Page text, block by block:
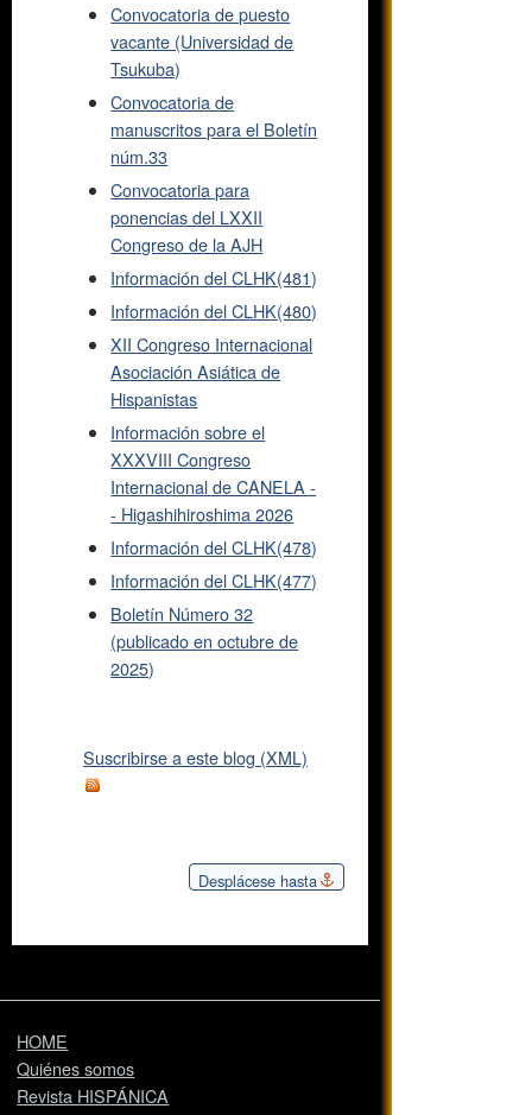
Convocatoria de puesto
vacante (Universidad de
Tsukuba)
Convocatoria de
manuscritos para el Boletín
núm.33
Convocatoria para
ponencias del LXXII
Congreso de la AJH
Información del CLHK(481)
Información del CLHK(480)
XII Congreso Internacional
Asociación Asiática de
Hispanistas
Información sobre el
XXXVIII Congreso
Internacional de CANELA -
- Higashihiroshima 2026
Información del CLHK(478)
Información del CLHK(477)
Boletín Número 32
(publicado en octubre de
2025)
Suscribirse a este blog (XML)
Desplácese hasta
HOME
Quiénes somos
Revista HISPÁNICA